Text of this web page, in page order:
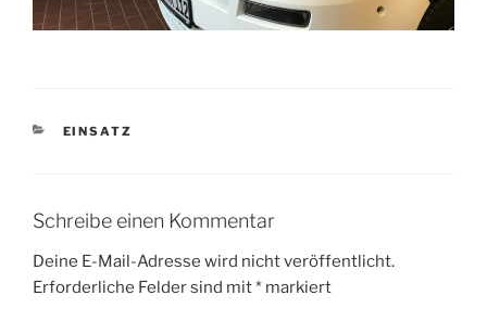
KATEGORIEN
EINSATZ
Schreibe einen Kommentar
Deine E-Mail-Adresse wird nicht veröffentlicht.
Erforderliche Felder sind mit* markiert